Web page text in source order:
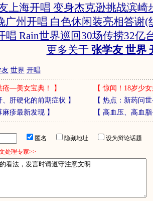
上海开唱 变身杰克逊挑战滨崎
广州开唱 白色休闲装亮相答谢(
唱 Rain世界巡回30场传捞32亿
更多关于 张学友 世界
友 世界 开唱
疮—美女宝典！ 】 【惊闻！18岁少
、肝硬化的前期症状 】 【 热点：新药问
麻疹最新发现】 【 高血压、高血
匿名 隐藏地址
设为辩论话题
处理专家>>